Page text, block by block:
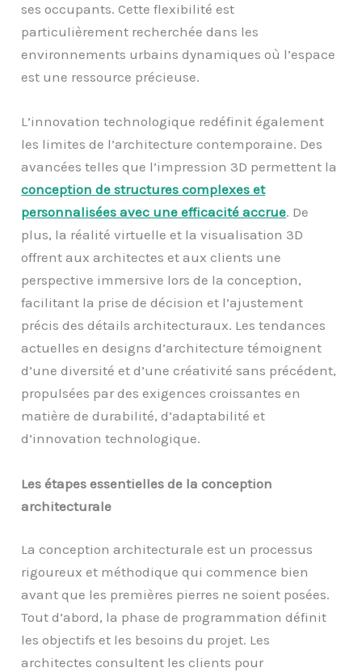
ses occupants. Cette flexibilité est
particulièrement recherchée dans les
environnements urbains dynamiques où l’espace
est une ressource précieuse.
L’innovation technologique redéfinit également
les limites de l’architecture contemporaine. Des
avancées telles que l’impression 3D permettent la
conception de structures complexes et
personnalisées avec une efficacité accrue. De
plus, la réalité virtuelle et la visualisation 3D
offrent aux architectes et aux clients une
perspective immersive lors de la conception,
facilitant la prise de décision et l’ajustement
précis des détails architecturaux. Les tendances
actuelles en designs d’architecture témoignent
d’une diversité et d’une créativité sans précédent,
propulsées par des exigences croissantes en
matière de durabilité, d’adaptabilité et
d’innovation technologique.
Les étapes essentielles de la conception
architecturale
La conception architecturale est un processus
rigoureux et méthodique qui commence bien
avant que les premières pierres ne soient posées.
Tout d’abord, la phase de programmation définit
les objectifs et les besoins du projet. Les
architectes consultent les clients pour